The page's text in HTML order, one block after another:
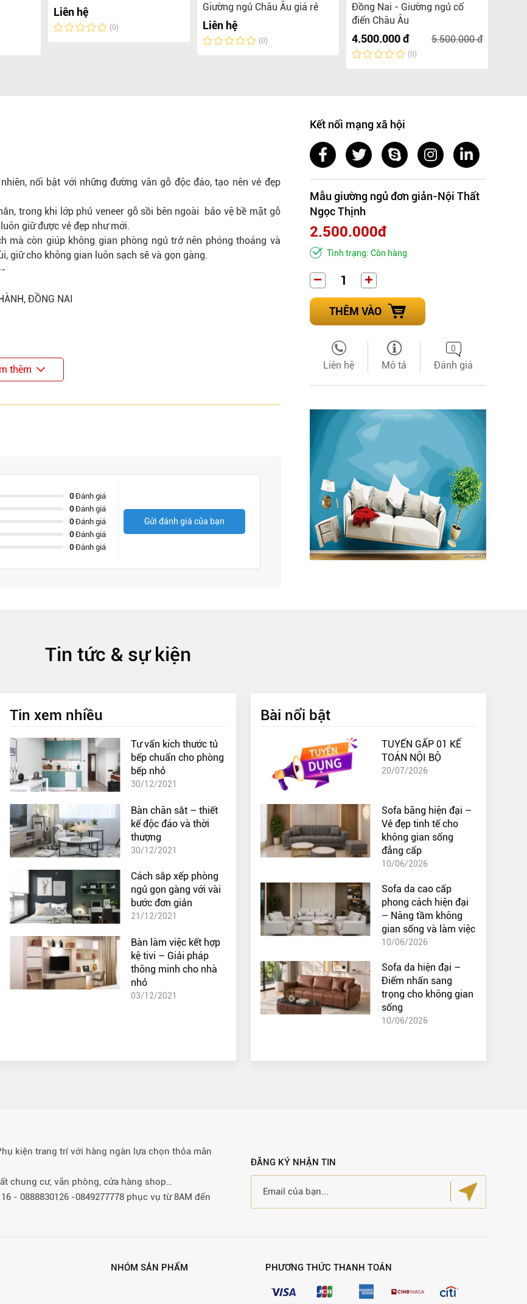
Liên hệ
(0)
Giường ngủ Châu Âu giá rẻ
Liên hệ
(0)
Đồng Nai - Giường ngủ cổ
điển Châu Âu
4.500.000 đ 5.500.000 đ
(0)
nổi bật với những đường vân gỗ độc đáo, tạo nên vẻ đẹp
trong khi lớp phủ veneer gỗ sồi bên ngoài bảo vệ bề mặt gỗ
giữ được vẻ đẹp như mới.
mà còn giúp không gian phòng ngủ trở nên phóng thoáng và
giữ cho không gian luôn sạch sẽ và gọn gàng.
ĐỒNG NAI
thêm
0Đánh giá
0Đánh giá
0Đánh giá
0Đánh giá
0Đánh giá
Gửi đánh giá của bạn
Kết nối mạng xã hội
Mẫu giường ngủ đơn giản-Nội Thất
Ngọc Thịnh
2.500.000đ
Tình trạng: Còn hàng
THÊM VÀO
Liên hệ Mô tả
0
Đánh giá
Tin tức & sự kiện
Tin xem nhiều
Tư vấn kích thước tủ
bếp chuẩn cho phòng
bếp nhỏ
30/12/2021
Bàn chân sắt – thiết
kế độc đáo và thời
thượng
30/12/2021
Cách sắp xếp phòng
ngủ gọn gàng với vài
bước đơn giản
21/12/2021
Bàn làm việc kết hợp
kệ tivi – Giải pháp
thông minh cho nhà
nhỏ
03/12/2021
Bài nổi bật
TUYỂN GẤP 01 KẾ
TOÁN NỘI BỘ
20/07/2026
Sofa băng hiện đại –
Vẻ đẹp tinh tế cho
không gian sống
đẳng cấp
10/06/2026
Sofa da cao cấp
phong cách hiện đại
– Nâng tầm không
gian sống và làm việc
10/06/2026
Sofa da hiện đại –
Điểm nhấn sang
trọng cho không gian
sống
10/06/2026
kiện trang trí với hàng ngàn lựa chọn thỏa mãn
chung cư, văn phòng, cửa hàng shop…
- 0888830126 -0849277778 phục vụ từ 8AM đến
ĐĂNG KÝ NHẬN TIN
NHÓM SẢN PHẨM PHƯƠNG THỨC THANH TOÁN